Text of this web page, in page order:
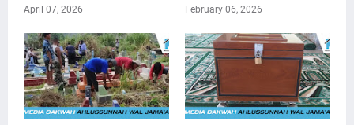
April 07, 2026 February 06, 2026